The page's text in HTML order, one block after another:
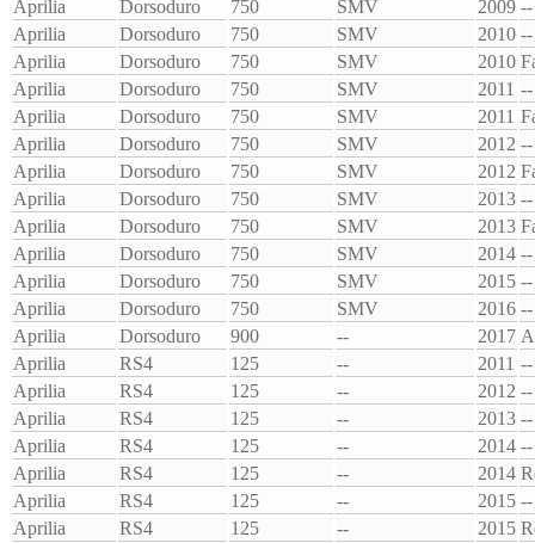
Aprilia
Dorsoduro 750 SMV 2009 --
Aprilia
Dorsoduro 750 SMV 2010 --
Aprilia
Dorsoduro 750 SMV 2010
Aprilia
Dorsoduro 750 SMV 2011 --
Aprilia
Dorsoduro 750 SMV 2011
Aprilia
Dorsoduro 750 SMV 2012 --
Aprilia
Dorsoduro 750 SMV 2012
Aprilia
Dorsoduro 750 SMV 2013 --
Aprilia
Dorsoduro 750 SMV 2013
Aprilia
Dorsoduro 750 SMV 2014 --
Aprilia
Dorsoduro 750 SMV 2015 --
Aprilia
Dorsoduro 750 SMV 2016 --
Aprilia
Dorsoduro 900 -- 2017 A
Aprilia
RS4 125 -- 2011 --
Aprilia
RS4 125 -- 2012 --
Aprilia
RS4 125 -- 2013 --
Aprilia
RS4 125 -- 2014 --
Aprilia
RS4 125 -- 2014
Aprilia
RS4 125 -- 2015 --
Aprilia
RS4 125 -- 2015